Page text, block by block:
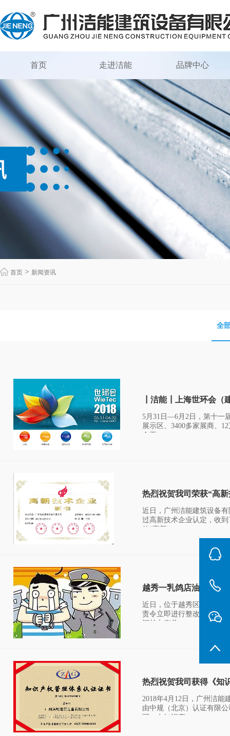
首页 走进洁能 品牌中心
首页 > 新闻资讯
全
┃洁能┃上海世环会（
5月31日—6月2日，第十一
展示区、3400多家展商、
会平...
热烈祝贺我司荣获“高
近日，广州洁能建筑设备
过高新技术企业认定，收
的“高新...
越秀一乳鸽店油污堵塞
近日，位于越秀区五羊新
责令立即进行整改，并面
河长办有关...
热烈祝贺我司获得《知
2018年4月12日，广州洁能
由中规（北京）认证有限
可，在知识产...